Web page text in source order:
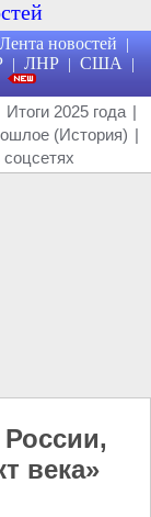
Лента новостей |
| ЛНР | США |
Итоги 2025 года |
(История) |
века»